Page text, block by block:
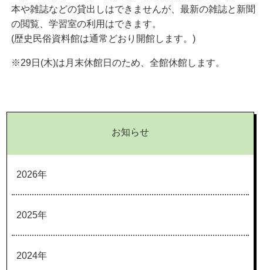
本や雑誌などの貸出しはできませんが、最新の雑誌と新聞
の閲覧、学習室の利用はできます。
(歴史民俗資料館は通常どおり開館します。)
※29日(木)は月末休館日のため、全館休館します。
お知らせ
2026年
2025年
2024年